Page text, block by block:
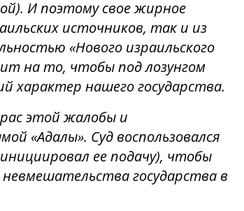
И поэтому свое жирное
источников, так и из
«Нового израильского
на то, чтобы под лозунгом
характер нашего государства.
этой жалобы и
«Адалы». Суд воспользовался
ее подачу), чтобы
государства в